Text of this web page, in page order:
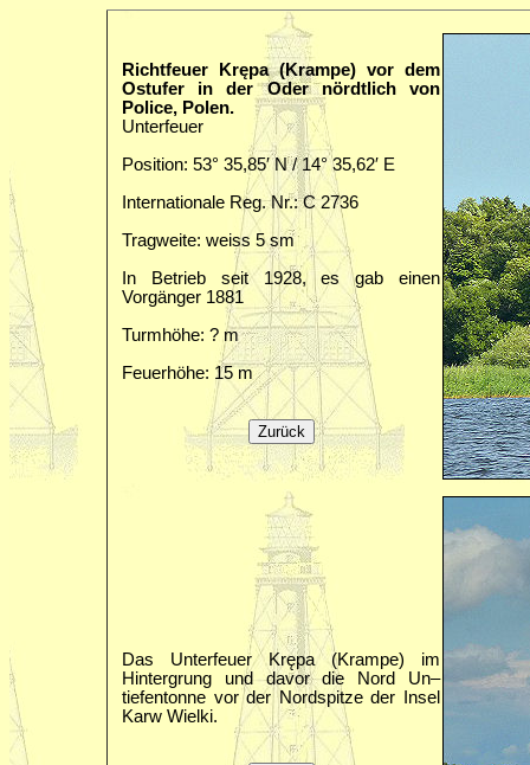
Richtfeuer Krępa (Krampe) vor dem
Ostufer in der Oder nördtlich von
Police, Polen.
Unterfeuer
Position: 53° 35,85′ N / 14° 35,62′ E
Internationale Reg. Nr.: C 2736
Tragweite: weiss 5 sm
In Betrieb seit 1928, es gab einen
Vorgänger 1881
Turmhöhe: ? m
Feuerhöhe: 15 m
Das Unterfeuer Krępa (Krampe) im
Hintergrung und davor die Nord Un–
tiefentonne vor der Nordspitze der Insel
Karw Wielki.